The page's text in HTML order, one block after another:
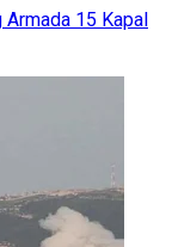
Armada 15 Kapal